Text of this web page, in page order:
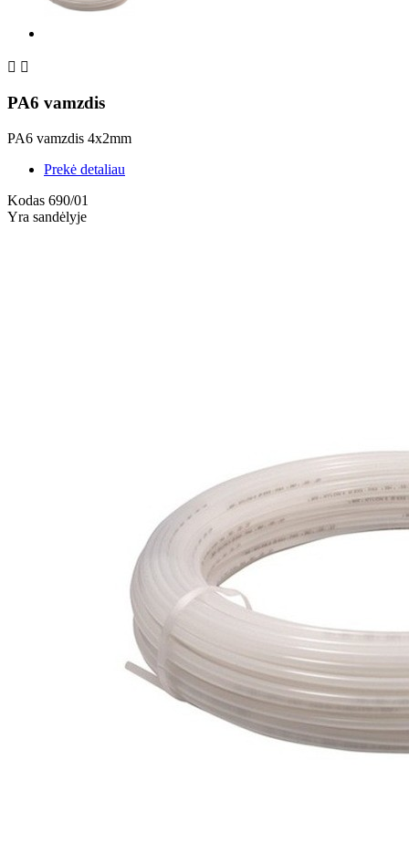
 
PA6 vamzdis
PA6 vamzdis 4x2mm
Prekė detaliau
Kodas 690/01
Yra sandėlyje